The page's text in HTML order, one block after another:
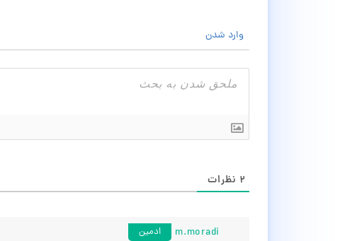
وارد شدن
۲ نظرات
m.moradi
ادمین